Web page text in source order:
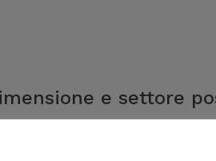
e settore